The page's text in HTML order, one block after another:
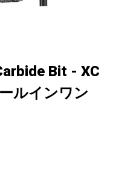
Bit - XC
ルインワン